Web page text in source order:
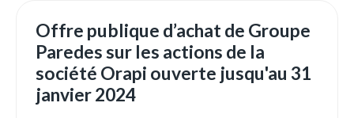
Offre publique d’achat de Groupe
Paredes sur les actions de la
société Orapi ouverte jusqu'au 31
janvier 2024